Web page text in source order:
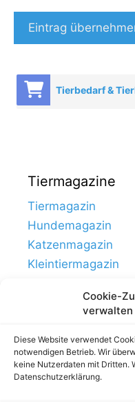
Cookie-
verwalten
Diese Website verwendet
notwendigen Betrieb. Wir
keine Nutzerdaten mit Dritten.
Datenschutzerklärung.
Eintrag
Tiermagazine
Tiermagazin
Hundemagazin
Katzenmagazin
Kleintiermagazin